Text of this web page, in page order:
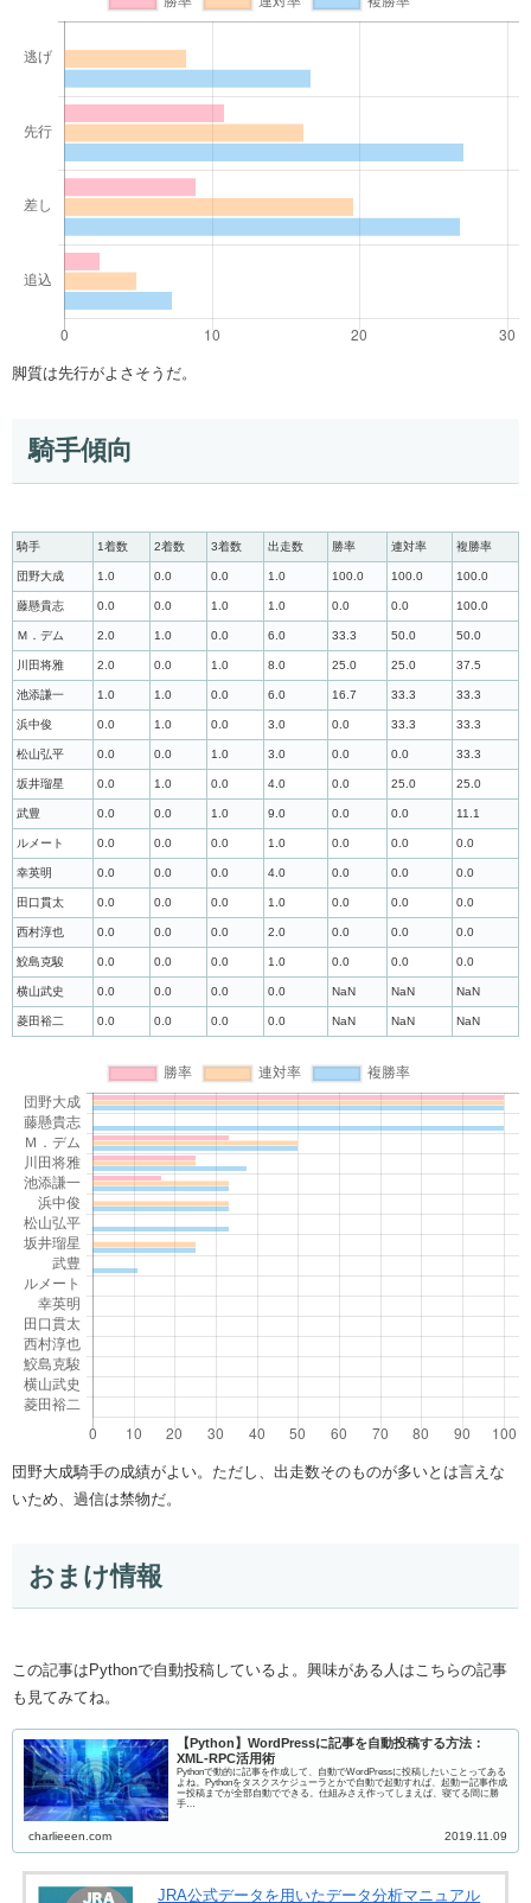
脚質は先行がよさそうだ。
騎手傾向
騎手 1着数 2着数 3着数 出走数 勝率 連対率 複勝率
団野大成 1.0 0.0 0.0 1.0 100.0 100.0 100.0
藤懸貴志 0.0 0.0 1.0 1.0 0.0 0.0 100.0
Ｍ．デム 2.0 1.0 0.0 6.0 33.3 50.0 50.0
川田将雅 2.0 0.0 1.0 8.0 25.0 25.0 37.5
池添謙一 1.0 1.0 0.0 6.0 16.7 33.3 33.3
浜中俊 0.0 1.0 0.0 3.0 0.0 33.3 33.3
松山弘平 0.0 0.0 1.0 3.0 0.0 0.0 33.3
坂井瑠星 0.0 1.0 0.0 4.0 0.0 25.0 25.0
武豊 0.0 0.0 1.0 9.0 0.0 0.0 11.1
ルメート 0.0 0.0 0.0 1.0 0.0 0.0 0.0
幸英明 0.0 0.0 0.0 4.0 0.0 0.0 0.0
田口貫太 0.0 0.0 0.0 1.0 0.0 0.0 0.0
西村淳也 0.0 0.0 0.0 2.0 0.0 0.0 0.0
鮫島克駿 0.0 0.0 0.0 1.0 0.0 0.0 0.0
横山武史 0.0 0.0 0.0 0.0 NaN NaN NaN
菱田裕二 0.0 0.0 0.0 0.0 NaN NaN NaN
団野大成騎手の成績がよい。ただし、出走数そのものが多いとは言えな
いため、過信は禁物だ。
おまけ情報
この記事はPythonで自動投稿しているよ。興味がある人はこちらの記事
も見てみてね。
【Python】WordPressに記事を自動投稿する方法：
XML-RPC活用術
Pythonで動的に記事を作成して、自動でWordPressに投稿したいことってある
よね。Pythonをタスクスケジューラとかで自動で起動すれば、起動ー記事作成
ー投稿までが全部自動でできる。仕組みさえ作ってしまえば、寝てる間に勝
手…
charlieeen.com 2019.11.09
JRA公式データを用いたデータ分析マニュアル